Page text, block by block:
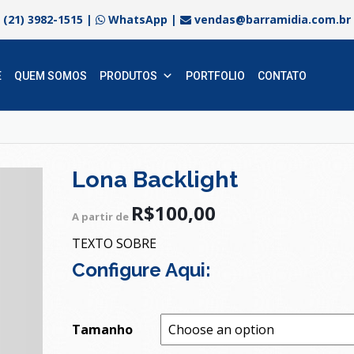
(21) 3982-1515 | WhatsApp | vendas@barramidia.com.br
QUEM SOMOS PRODUTOS PORTFOLIO CONTATO
Lona Backlight
A partir de R$100,00
TEXTO SOBRE
Configure Aqui:
Tamanho